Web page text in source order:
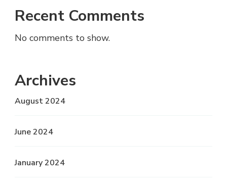
Recent Comments
No comments to show.
Archives
August 2024
June 2024
January 2024